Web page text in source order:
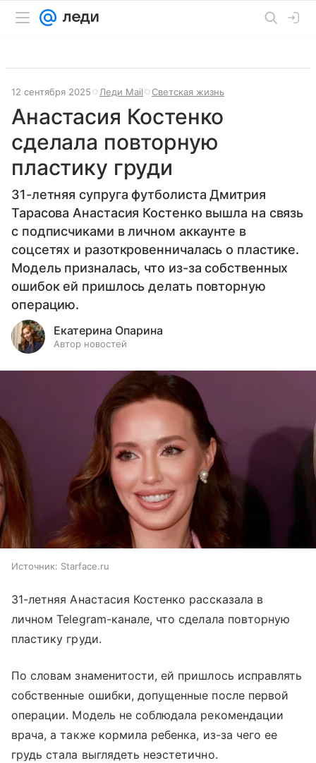
12 сентября 2025 Леди Mail Светская жизнь
Анастасия Костенко
сделала повторную
пластику груди
31-летняя супруга футболиста Дмитрия
Тарасова Анастасия Костенко вышла на связь
с подписчиками в личном аккаунте в
соцсетях и разоткровенничалась о пластике.
Модель призналась, что из-за собственных
ошибок ей пришлось делать повторную
операцию.
Екатерина Опарина
Автор новостей
Источник: Starface.ru
31-летняя Анастасия Костенко рассказала в
личном Telegram-канале, что сделала повторную
пластику груди.
По словам знаменитости, ей пришлось исправлять
собственные ошибки, допущенные после первой
операции. Модель не соблюдала рекомендации
врача, а также кормила ребенка, из-за чего ее
грудь стала выглядеть неэстетично.